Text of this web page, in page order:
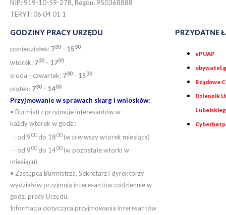
NIP: 919-10-59-278, Regon: 950368888
TERYT: 06 04 01 1
GODZINY PRACY URZĘDU
poniedziałek: 730 - 1530
wtorek: 730 - 1700
środa - czwartek: 730 - 1530
piątek: 730 - 1400
Przyjmowanie w sprawach skarg i wniosków:
• Burmistrz przyjmuje interesantów w
każdy wtorek w godz.:
- od 900do 1800(w pierwszy wtorek miesiąca)
- od 900do 1400(w pozostałe wtorki w
miesiącu).
• Zastępca Burmistrza, Sekretarz i dyrektorzy
wydziałów przyjmują interesantów codziennie w
godz. pracy Urzędu.
Informacja dotycząca przyjmowania interesantów
PRZYDATNE
ePUAP
Rządowe
Dziennik